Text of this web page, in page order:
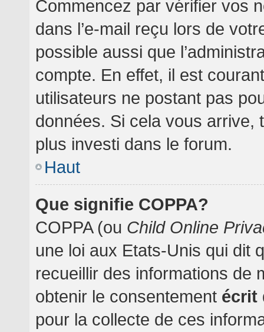
Commencez par vérifier vos
dans l’e-mail reçu lors de
possible aussi que
compte. En effet, il est
utilisateurs ne postant pas
données. Si cela vous
plus investi dans le forum.
Haut
Que signifie COPPA?
COPPA (ou Child Online
une loi aux Etats-Unis qui dit
recueillir des informations de
obtenir le consentement écrit
pour la collecte de ces